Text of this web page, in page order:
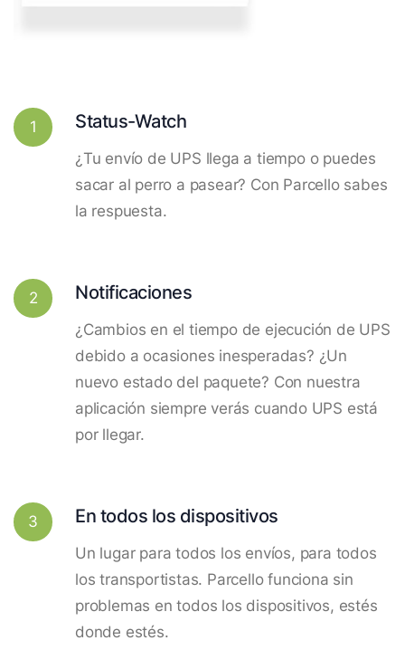
1 Status-Watch
¿Tu envío de UPS llega a tiempo o puedes
sacar al perro a pasear? Con Parcello sabes
la respuesta.
2 Notificaciones
¿Cambios en el tiempo de ejecución de UPS
debido a ocasiones inesperadas? ¿Un
nuevo estado del paquete? Con nuestra
aplicación siempre verás cuando UPS está
por llegar.
3 En todos los dispositivos
Un lugar para todos los envíos, para todos
los transportistas. Parcello funciona sin
problemas en todos los dispositivos, estés
donde estés.